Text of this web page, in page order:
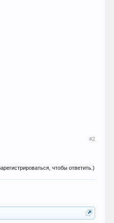
#2
чтобы ответить.)